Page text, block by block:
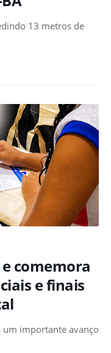
13 metros de
comemora
e finais
importante avanço